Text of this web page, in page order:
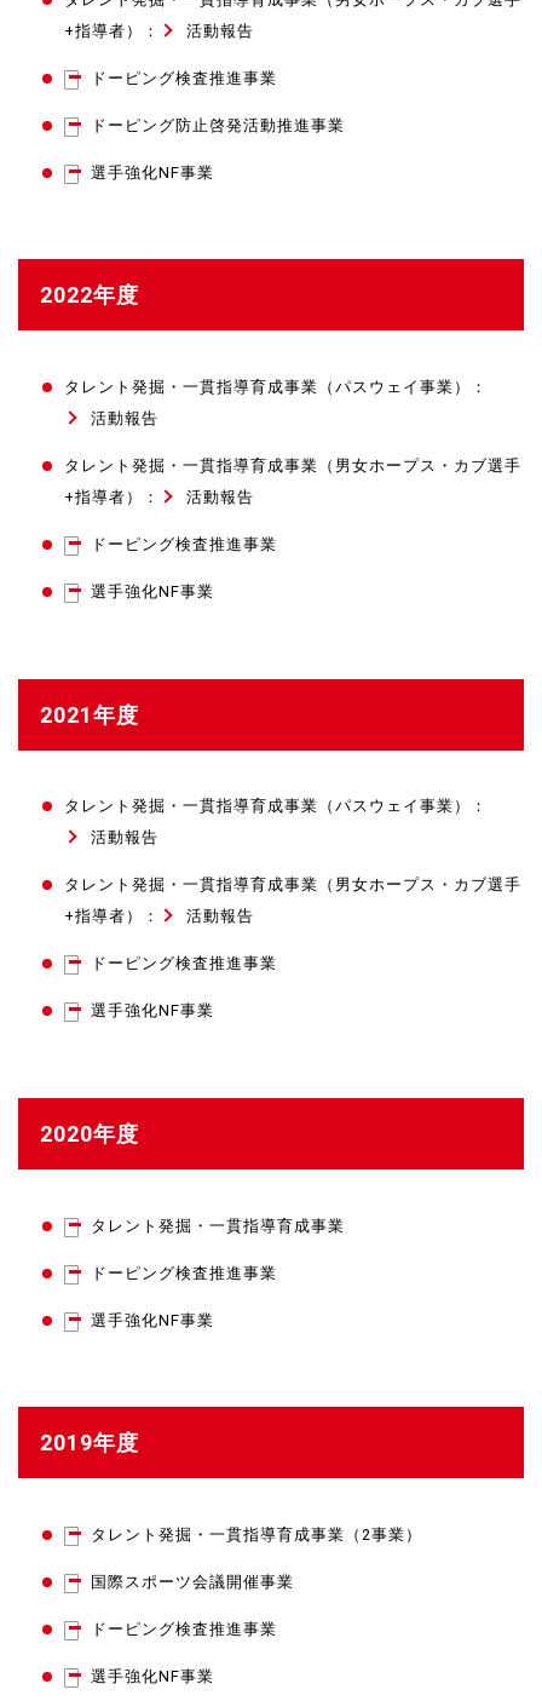
+指導者）：
活動報告
ドーピング検査推進事業
ドーピング防止啓発活動推進事業
選手強化NF事業
2022年度
タレント発掘・一貫指導育成事業（パスウェイ事業）：
活動報告
タレント発掘・一貫指導育成事業（男女ホープス・カブ選手
+指導者）：
活動報告
ドーピング検査推進事業
選手強化NF事業
2021年度
タレント発掘・一貫指導育成事業（パスウェイ事業）：
活動報告
タレント発掘・一貫指導育成事業（男女ホープス・カブ選手
+指導者）：
活動報告
ドーピング検査推進事業
選手強化NF事業
2020年度
タレント発掘・一貫指導育成事業
ドーピング検査推進事業
選手強化NF事業
2019年度
タレント発掘・一貫指導育成事業（2事業）
国際スポーツ会議開催事業
ドーピング検査推進事業
選手強化NF事業